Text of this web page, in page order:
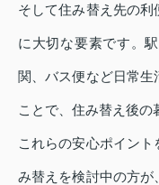
そして住み替え先の
に大切な要素です。
関、バス便など日常
ことで、住み替え後の
これらの安心ポイン
み替えを検討中の方が